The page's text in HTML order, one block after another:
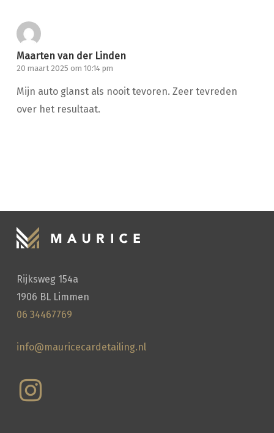
Maarten van der Linden
20 maart 2025 om 10:14 pm
Mijn auto glanst als nooit tevoren. Zeer tevreden
over het resultaat.
Rijksweg 154a
1906 BL Limmen
06 34467769
info@mauricecardetailing.nl